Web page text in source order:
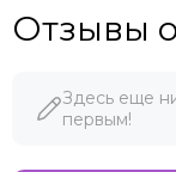
Отзывы
Здесь еще
первым!